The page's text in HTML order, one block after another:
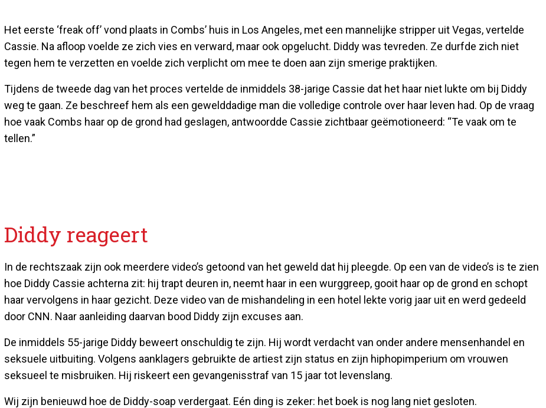
Het eerste ‘freak off’ vond plaats in Combs’ huis in Los Angeles, met een mannelijke stripper uit Vegas, vertelde
Cassie. Na afloop voelde ze zich vies en verward, maar ook opgelucht. Diddy was tevreden. Ze durfde zich niet
tegen hem te verzetten en voelde zich verplicht om mee te doen aan zijn smerige praktijken.
Tijdens de tweede dag van het proces vertelde de inmiddels 38-jarige Cassie dat het haar niet lukte om bij Diddy
weg te gaan. Ze beschreef hem als een gewelddadige man die volledige controle over haar leven had. Op de vraag
hoe vaak Combs haar op de grond had geslagen, antwoordde Cassie zichtbaar geëmotioneerd: “Te vaak om te
tellen.”
Diddy reageert
In de rechtszaak zijn ook meerdere video’s getoond van het geweld dat hij pleegde. Op een van de video’s is te zien
hoe Diddy Cassie achterna zit: hij trapt deuren in, neemt haar in een wurggreep, gooit haar op de grond en schopt
haar vervolgens in haar gezicht. Deze video van de mishandeling in een hotel lekte vorig jaar uit en werd gedeeld
door CNN. Naar aanleiding daarvan bood Diddy zijn excuses aan.
De inmiddels 55-jarige Diddy beweert onschuldig te zijn. Hij wordt verdacht van onder andere mensenhandel en
seksuele uitbuiting. Volgens aanklagers gebruikte de artiest zijn status en zijn hiphopimperium om vrouwen
seksueel te misbruiken. Hij riskeert een gevangenisstraf van 15 jaar tot levenslang.
Wij zijn benieuwd hoe de Diddy-soap verdergaat. Eén ding is zeker: het boek is nog lang niet gesloten.